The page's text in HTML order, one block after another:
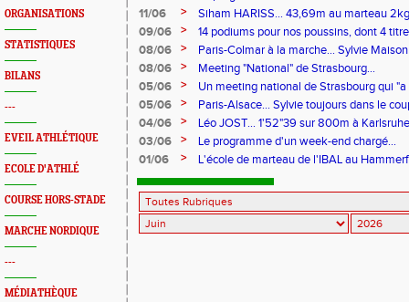
ORGANISATIONS
STATISTIQUES
BILANS
---
EVEIL ATHLÉTIQUE
ECOLE D'ATHLÉ
COURSE HORS-STADE
MARCHE NORDIQUE
---
MÉDIATHÈQUE
11/06
>
Siham HARISS... 43,69m au marteau 2kg
09/06
>
14 podiums pour nos poussins, dont 4
Rhin...
08/06 >
Paris-Colmar à la marche... Sylvie
08/06
>
Meeting "National" de Strasbourg...
05/06
>
Un meeting national de Strasbourg qui
05/06
>
Paris-Alsace... Sylvie toujours dans le
04/06
>
Léo JOST... 1'52"39 sur 800m à Karlsruhe
03/06
>
Le programme d'un week-end chargé...
01/06
> L'école de marteau de l'IBAL au